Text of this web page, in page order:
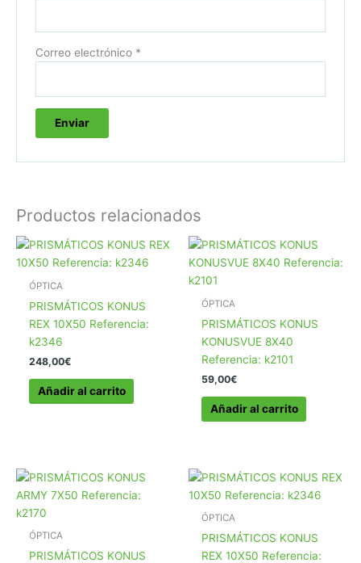
Correo electrónico *
Productos relacionados
ÓPTICA
PRISMÁTICOS KONUS
REX 10X50 Referencia:
k2346
248,00€
Añadir al carrito
ÓPTICA
PRISMÁTICOS KONUS
KONUSVUE 8X40
Referencia: k2101
59,00€
Añadir al carrito
ÓPTICA
PRISMÁTICOS KONUS
ÓPTICA
PRISMÁTICOS KONUS
REX 10X50 Referencia: